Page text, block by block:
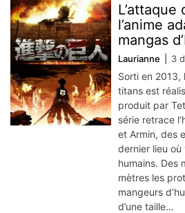
L’attaque
l’anime
mangas
Laurianne 3
Sorti en 2013,
titans est
produit par
série retrace
et Armin, des
dernier lieu
humains. Des
mètres les
mangeurs
d’une taille…